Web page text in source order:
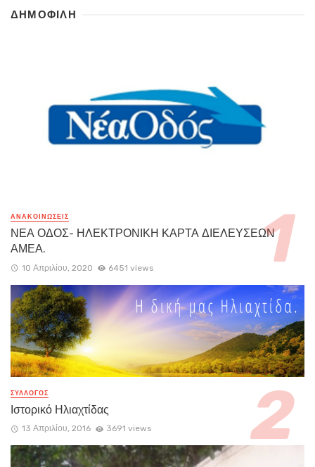
ΔΗΜΟΦΙΛΗ
ΑΝΑΚΟΙΝΏΣΕΙΣ
ΝΕΑ ΟΔΟΣ- ΗΛΕΚΤΡΟΝΙΚΗ ΚΑΡΤΑ ΔΙΕΛΕΥΣΕΩΝ
ΑΜΕΑ.
10 Απριλίου, 2020 6451 views
ΣΥΛΛΟΓΟΣ
Ιστορικό Ηλιαχτίδας
13 Απριλίου, 2016 3691 views